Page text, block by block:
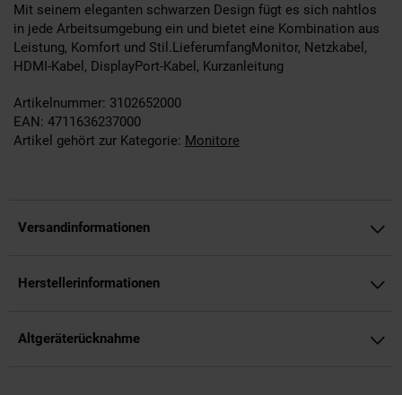
Mit seinem eleganten schwarzen Design fügt es sich nahtlos
in jede Arbeitsumgebung ein und bietet eine Kombination aus
Leistung, Komfort und Stil.LieferumfangMonitor, Netzkabel,
HDMI-Kabel, DisplayPort-Kabel, Kurzanleitung
Artikelnummer: 3102652000
EAN: 4711636237000
Artikel gehört zur Kategorie: Monitore
Versandinformationen
Herstellerinformationen
Altgeräterücknahme